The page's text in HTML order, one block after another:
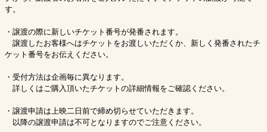
す。
・譲渡の際に新しいチケット番号が発番されます。
譲渡したお客様へはチケットをお渡しいただくか、新しく発番されたチ
ケット番号をお伝えください。
・受付方法は企画毎に異なります。
詳しくはご購入頂いたチケットの詳細情報をご確認ください。
・譲渡申請は上映二日前で締め切らせていただきます。
以降の譲渡申請は不可となりますのでご注意ください。